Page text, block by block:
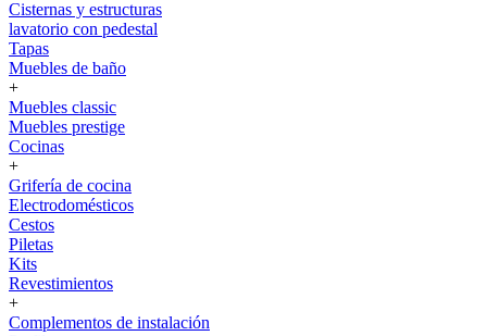
Cisternas y estructuras
lavatorio con pedestal
Tapas
Muebles de baño
+
Muebles classic
Muebles prestige
Cocinas
+
Grifería de cocina
Electrodomésticos
Cestos
Piletas
Kits
Revestimientos
+
Complementos de instalación